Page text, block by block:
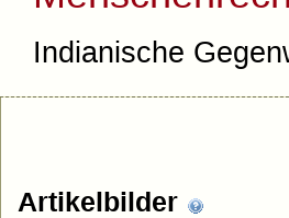
Indianische
Artikelbilder